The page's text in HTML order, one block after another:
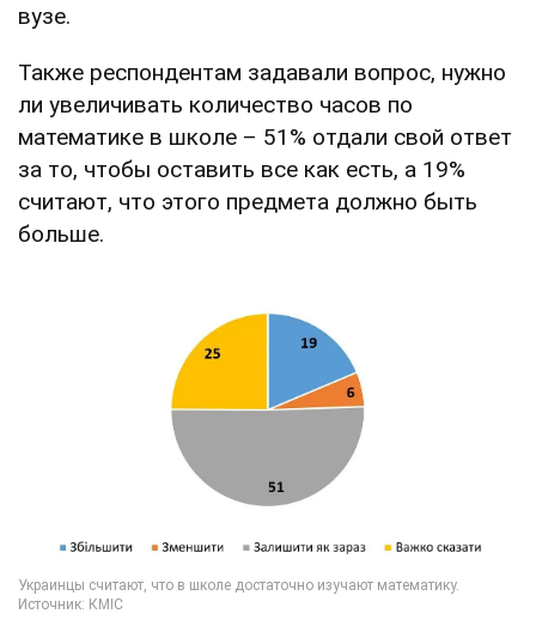
вузе.
Также респондентам задавали вопрос, нужно
ли увеличивать количество часов по
математике в школе – 51% отдали свой ответ
за то, чтобы оставить все как есть, а 19%
считают, что этого предмета должно быть
больше.